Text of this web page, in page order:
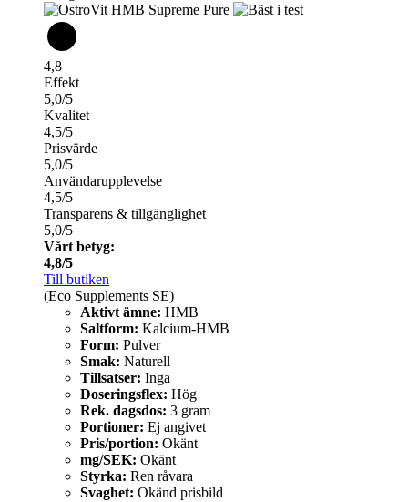
4,8
Effekt
5,0/5
Kvalitet
4,5/5
Prisvärde
5,0/5
Användarupplevelse
4,5/5
Transparens & tillgänglighet
5,0/5
Vårt betyg:
4,8/5
Till butiken
(Eco Supplements SE)
Aktivt ämne: HMB
Saltform: Kalcium-HMB
Form: Pulver
Smak: Naturell
Tillsatser: Inga
Doseringsflex: Hög
Rek. dagsdos: 3 gram
Portioner: Ej angivet
Pris/portion: Okänt
mg/SEK: Okänt
Styrka: Ren råvara
Svaghet: Okänd prisbild